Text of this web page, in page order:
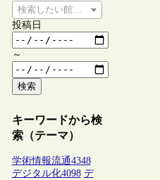
検索したい館種を選択してください
投稿日
～
検索
キーワードから検
索（テーマ）
学術情報流通4348
デジタル化4098 デ